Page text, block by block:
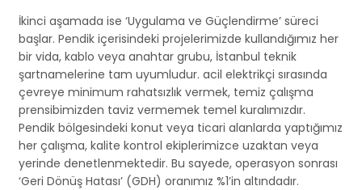
İkinci aşamada ise ‘Uygulama ve Güçlendirme’ süreci
başlar. Pendik içerisindeki projelerimizde kullandığımız her
bir vida, kablo veya anahtar grubu, İstanbul teknik
şartnamelerine tam uyumludur. acil elektrikçi sırasında
çevreye minimum rahatsızlık vermek, temiz çalışma
prensibimizden taviz vermemek temel kuralımızdır.
Pendik bölgesindeki konut veya ticari alanlarda yaptığımız
her çalışma, kalite kontrol ekiplerimizce uzaktan veya
yerinde denetlenmektedir. Bu sayede, operasyon sonrası
‘Geri Dönüş Hatası’ (GDH) oranımız %1’in altındadır.